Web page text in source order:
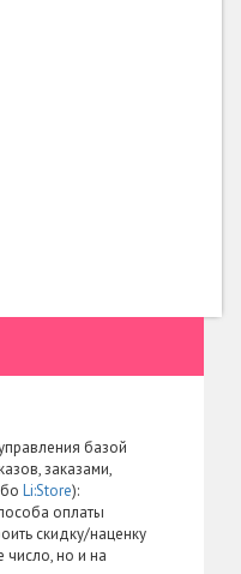
базой
заказами,
Li:Store):
оплаты
скидку/наценку
число, но и на